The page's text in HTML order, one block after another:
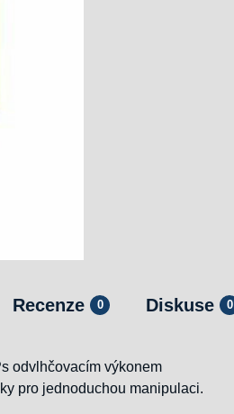
Recenze 0 Diskuse 0
odvlhčovacím výkonem
pro jednoduchou manipulaci.